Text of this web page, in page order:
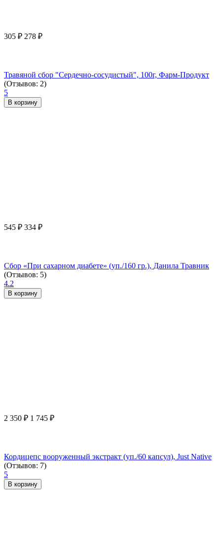
305 ₽ 278 ₽
Травяной сбор "Сердечно-сосудистый", 100г, Фарм-Продукт
(Отзывов: 2)
5
В корзину
545 ₽ 334 ₽
Сбор «При сахарном диабете» (уп./160 гр.), Данила Травник
(Отзывов: 5)
4.2
В корзину
2 350 ₽ 1 745 ₽
Кордицепс вооруженный экстракт (уп./60 капсул), Just Native
(Отзывов: 7)
5
В корзину